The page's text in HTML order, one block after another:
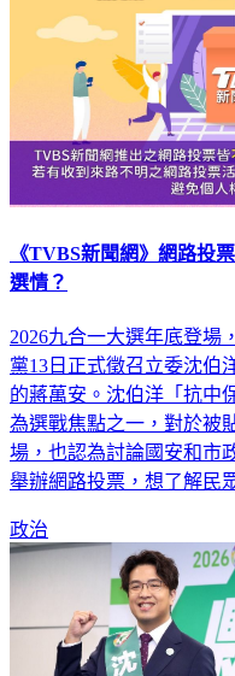
《TVBS新聞網》網路投
2026九合一大選年底登場
黨13日正式徵召立委沈伯
的蔣萬安。沈伯洋「抗中
為選戰焦點之一，對於被
場，也認為討論國安和市
政治